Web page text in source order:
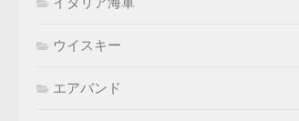
ウイスキー
エアバンド